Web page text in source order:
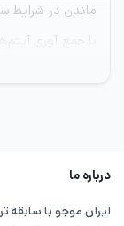
ماندن در شرایط
درباره ما
ایران موجو با سابقه